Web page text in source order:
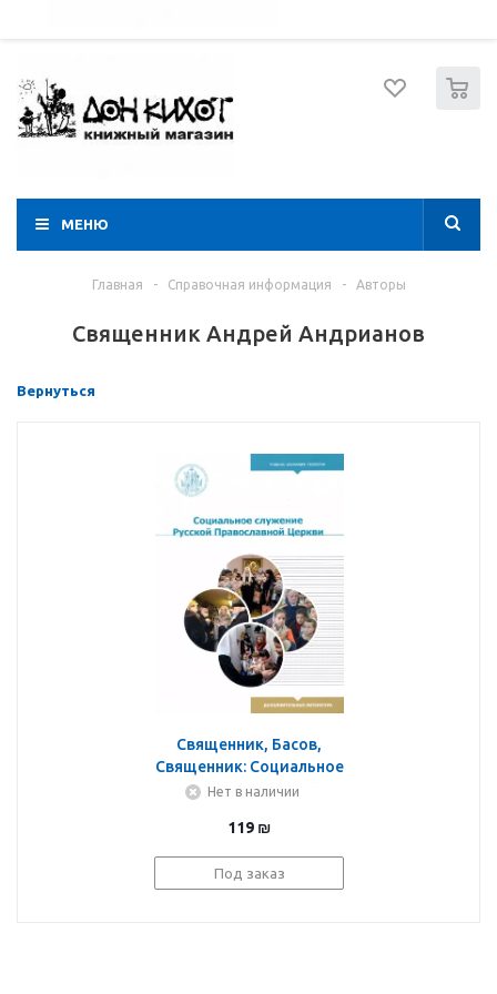
МЕНЮ
Главная - Справочная информация - Авторы
Священник Андрей Андрианов
Вернуться
Священник, Басов,
Священник: Социальное
служение Русской
Нет в наличии
119 ₪
Под заказ